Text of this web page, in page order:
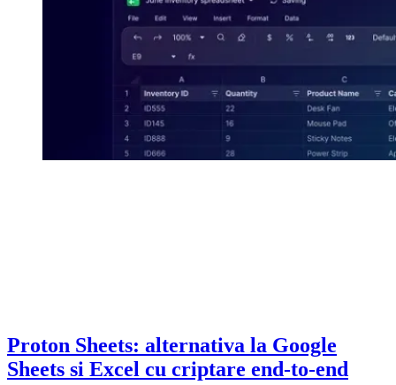
Proton Sheets: alternativa la Google
Sheets si Excel cu criptare end-to-end